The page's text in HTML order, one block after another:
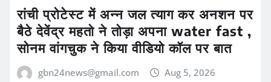
रांची प्रोटेस्ट में अन्न जल त्याग कर अनशन पर
बैठे देवेंद्र महतो ने तोड़ा अपना water fast ,
सोनम वांगचुक ने किया वीडियो कॉल पर बात
gbn24news@gmail.com Aug 5, 2026